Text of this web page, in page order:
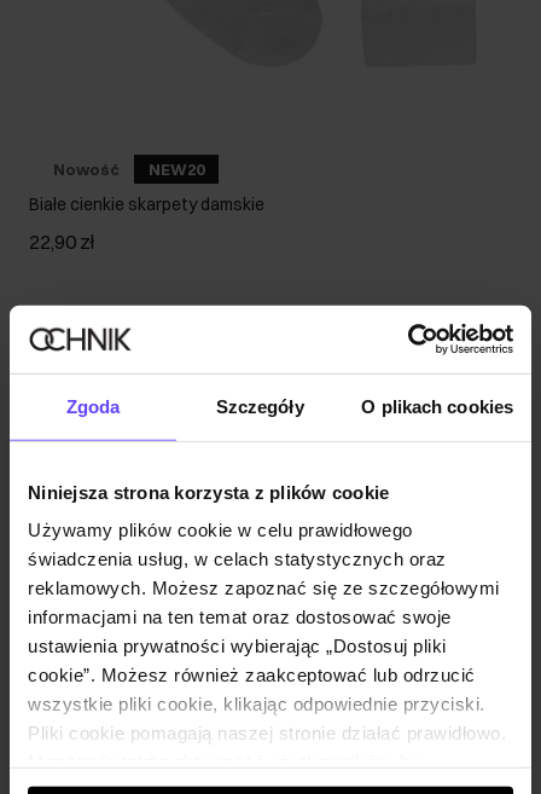
Zgoda Szczegóły O plikach cookies
Niniejsza strona korzysta z plików cookie
Używamy plików cookie w celu prawidłowego
świadczenia usług, w celach statystycznych oraz
reklamowych. Możesz zapoznać się ze szczegółowymi
informacjami na ten temat oraz dostosować swoje
ustawienia prywatności wybierając „Dostosuj pliki
cookie”. Możesz również zaakceptować lub odrzucić
wszystkie pliki cookie, klikając odpowiednie przyciski.
Pliki cookie pomagają naszej stronie działać prawidłowo.
Nowość NEW20
Białe cienkie skarpety damskie
22,90 zł